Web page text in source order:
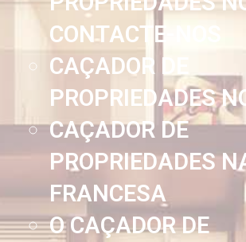
CONTACTE-NOS
CAÇADOR DE
PROPRIEDADES
CAÇADOR DE
PROPRIEDADES
FRANCESA
O CAÇADOR DE